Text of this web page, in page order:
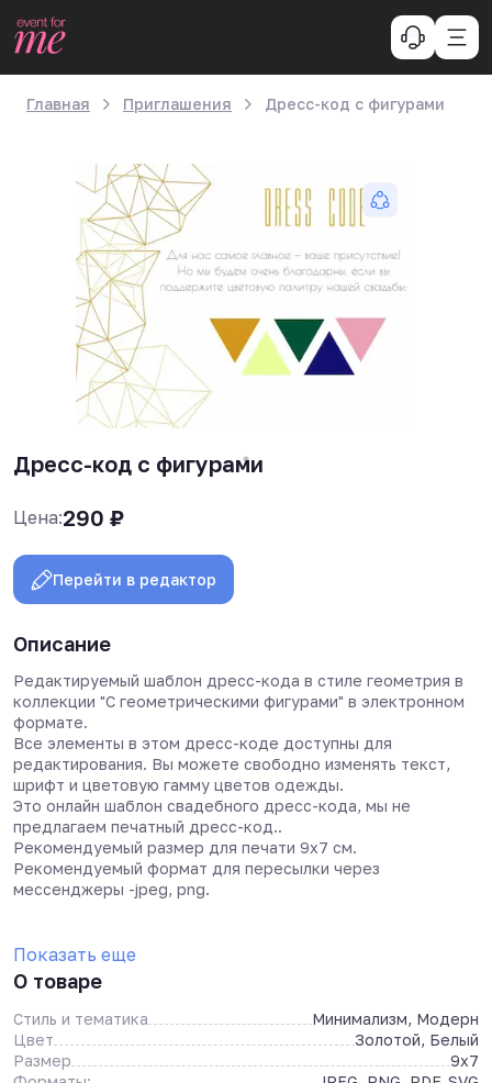
Главная Приглашения Дресс-код с фигурами
Дресс-код с фигурами
Цена:290 ₽
Перейти в редактор
Описание
Редактируемый шаблон дресс-кода в стиле геометрия в
коллекции "С геометрическими фигурами" в электронном
формате.
Все элементы в этом дресс-коде доступны для
редактирования. Вы можете свободно изменять текст,
шрифт и цветовую гамму цветов одежды.
Это онлайн шаблон свадебного дресс-кода, мы не
предлагаем печатный дресс-код..
Рекомендуемый размер для печати 9х7 см.
Рекомендуемый формат для пересылки через
мессенджеры -jpeg, png.
Показать еще
О товаре
Стиль и тематика
Минимализм, Модерн
Цвет
Золотой, Белый
Размер
9x7